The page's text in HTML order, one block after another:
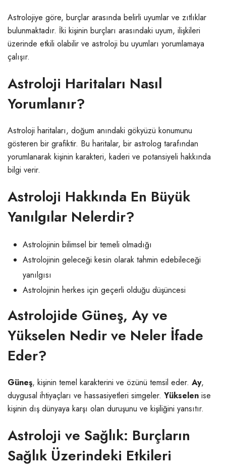
Astrolojiye göre, burçlar arasında belirli uyumlar ve zıtlıklar
bulunmaktadır. İki kişinin burçları arasındaki uyum, ilişkileri
üzerinde etkili olabilir ve astroloji bu uyumları yorumlamaya
çalışır.
Astroloji Haritaları Nasıl
Yorumlanır?
Astroloji haritaları, doğum anındaki gökyüzü konumunu
gösteren bir grafiktir. Bu haritalar, bir astrolog tarafından
yorumlanarak kişinin karakteri, kaderi ve potansiyeli hakkında
bilgi verir.
Astroloji Hakkında En Büyük
Yanılgılar Nelerdir?
Astrolojinin bilimsel bir temeli olmadığı
Astrolojinin geleceği kesin olarak tahmin edebileceği
yanılgısı
Astrolojinin herkes için geçerli olduğu düşüncesi
Astrolojide Güneş, Ay ve
Yükselen Nedir ve Neler İfade
Eder?
Güneş, kişinin temel karakterini ve özünü temsil eder. Ay,
duygusal ihtiyaçları ve hassasiyetleri simgeler. Yükselen ise
kişinin dış dünyaya karşı olan duruşunu ve kişiliğini yansıtır.
Astroloji ve Sağlık: Burçların
Sağlık Üzerindeki Etkileri